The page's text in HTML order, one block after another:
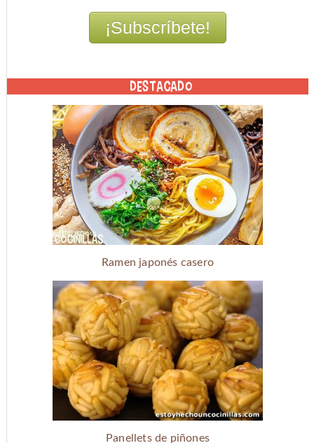
DESTACADO
Ramen japonés casero
Panellets de piñones